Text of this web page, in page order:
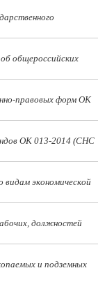
общероссийских
правовых форм ОК
ОК 013-2014 (СНС
экономической
должностей
и подземных